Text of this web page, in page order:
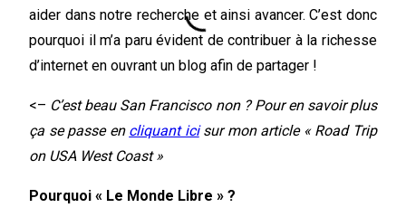
aider dans notre recherche et ainsi avancer. C’est donc
pourquoi il m’a paru évident de contribuer à la richesse
d’internet en ouvrant un blog afin de partager !
<– C’est beau San Francisco non ? Pour en savoir plus
ça se passe en cliquant icisur mon article « Road Trip
on USA West Coast »
Pourquoi « Le Monde Libre » ?